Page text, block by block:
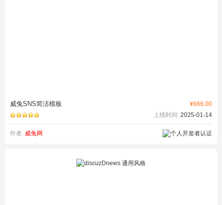
¥666.00
威兔SNS简洁模板
上线时间: 2025-01-14
作者: 威兔网